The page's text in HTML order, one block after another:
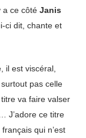
a ce côté Janis
ci dit, chante et
il est viscéral,
pas celle
va faire valser
J’adore ce titre
qui n’est